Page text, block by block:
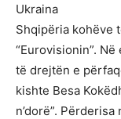
Ukraina
Shqipëria kohëve
“Eurovisionin”.
të drejtën e
kishte Besa
n’dorë”.